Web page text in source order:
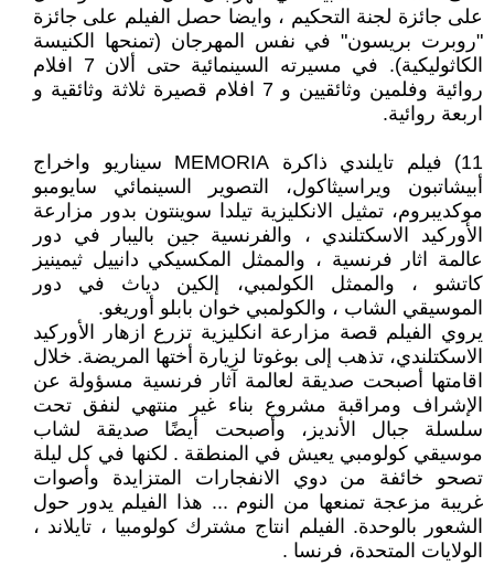
على جائزة لجنة التحكيم ، وايضا حصل الفيلم على جائزة
"روبرت بريسون" في نفس المهرجان (تمنحها الكنيسة
الكاثوليكية). في مسيرته السينمائية حتى ألان 7 افلام
روائية وفلمين وثائقيين و 7 افلام قصيرة ثلاثة وثائقية و
اربعة روائية.
11) فيلم تايلندي ذاكرة MEMORIA سيناريو واخراج
أبيشاتبون ويراسيثاكول، التصوير السينمائي سايومبو
موكديبروم، تمثيل الانكليزية تيلدا سوينتون بدور مزارعة
الأوركيد الاسكتلندي ، والفرنسية جين باليبار في دور
عالمة اثار فرنسية ، والممثل المكسيكي دانييل ثيمينيز
كاتشو ، والممثل الكولمبي، إلكين دياث في دور
الموسيقي الشاب ، والكولمبي خوان بابلو أوريغو.
يروي الفيلم قصة مزارعة انكليزية تزرع ازهار الأوركيد
الاسكتلندي، تذهب إلى بوغوتا لزيارة أختها المريضة. خلال
اقامتها أصبحت صديقة لعالمة آثار فرنسية مسؤولة عن
الإشراف ومراقبة مشروع بناء غير منتهي لنفق تحت
سلسلة جبال الأنديز، وأصبحت أيضًا صديقة لشاب
موسيقي كولومبي يعيش في المنطقة . لكنها في كل ليلة
تصحو خائفة من دوي الانفجارات المتزايدة وأصوات
غريبة مزعجة تمنعها من النوم ... هذا الفيلم يدور حول
الشعور بالوحدة. الفيلم انتاج مشترك كولومبيا ، تايلاند ،
الولايات المتحدة، فرنسا .